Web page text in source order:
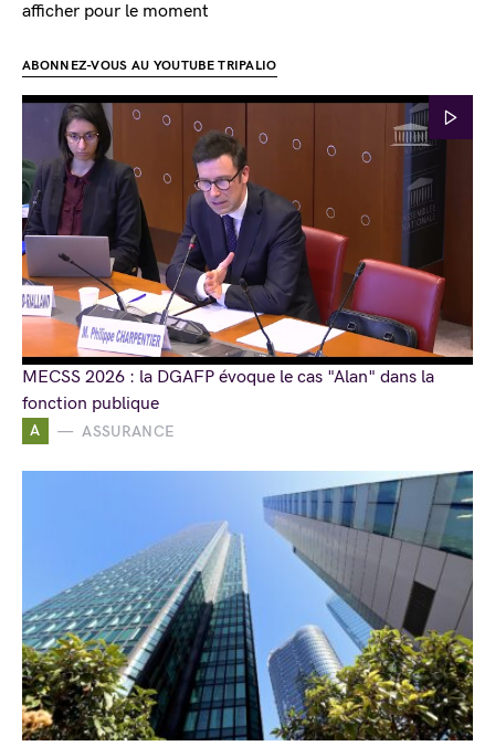
A ASSURANCE
afficher pour le moment
ABONNEZ-VOUS AU YOUTUBE TRIPALIO
MECSS 2026 : la DGAFP évoque le cas "Alan" dans la
fonction publique